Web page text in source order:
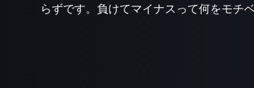
らずです。負けてマイナスって何をモチ